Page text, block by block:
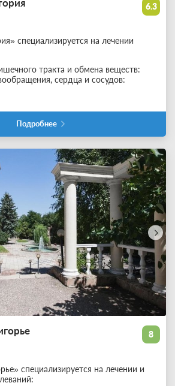
6.3
специализируется на лечении
тракта и обмена веществ:
сердца и сосудов:
Подробнее
8
специализируется на лечении и